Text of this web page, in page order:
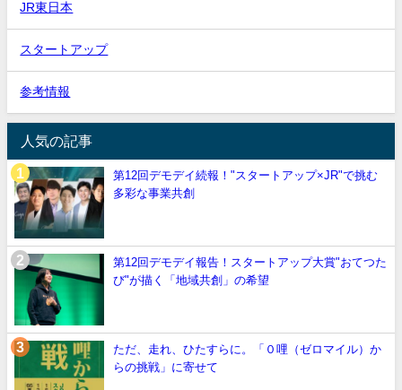
JR東日本
スタートアップ
参考情報
人気の記事
第12回デモデイ続報！"スタートアップ×JR"で挑む
多彩な事業共創
第12回デモデイ報告！スタートアップ大賞"おてつた
び"が描く「地域共創」の希望
ただ、走れ、ひたすらに。「０哩（ゼロマイル）か
らの挑戦」に寄せて